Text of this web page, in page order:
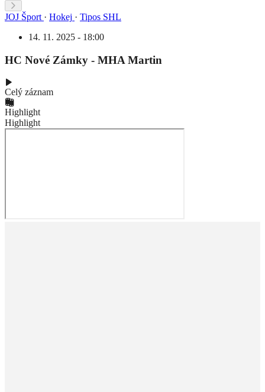
JOJ Šport · Hokej · Tipos SHL
14. 11. 2025 - 18:00
HC Nové Zámky - MHA Martin
Celý záznam
Highlight
Highlight